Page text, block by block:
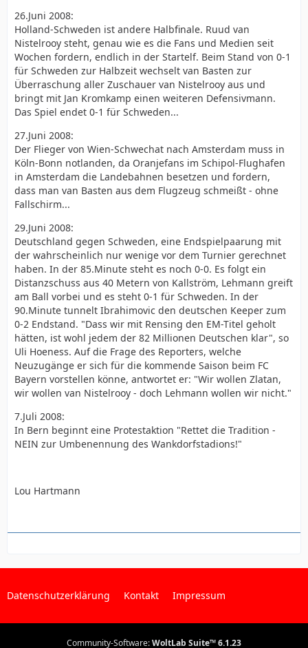
26.Juni 2008:
Holland-Schweden ist andere Halbfinale. Ruud van
Nistelrooy steht, genau wie es die Fans und Medien seit
Wochen fordern, endlich in der Startelf. Beim Stand von 0-1
für Schweden zur Halbzeit wechselt van Basten zur
Überraschung aller Zuschauer van Nistelrooy aus und
bringt mit Jan Kromkamp einen weiteren Defensivmann.
Das Spiel endet 0-1 für Schweden...
27.Juni 2008:
Der Flieger von Wien-Schwechat nach Amsterdam muss in
Köln-Bonn notlanden, da Oranjefans im Schipol-Flughafen
in Amsterdam die Landebahnen besetzen und fordern,
dass man van Basten aus dem Flugzeug schmeißt - ohne
Fallschirm...
29.Juni 2008:
Deutschland gegen Schweden, eine Endspielpaarung mit
der wahrscheinlich nur wenige vor dem Turnier gerechnet
haben. In der 85.Minute steht es noch 0-0. Es folgt ein
Distanzschuss aus 40 Metern von Kallström, Lehmann greift
am Ball vorbei und es steht 0-1 für Schweden. In der
90.Minute tunnelt Ibrahimovic den deutschen Keeper zum
0-2 Endstand. "Dass wir mit Rensing den EM-Titel geholt
hätten, ist wohl jedem der 82 Millionen Deutschen klar", so
Uli Hoeness. Auf die Frage des Reporters, welche
Neuzugänge er sich für die kommende Saison beim FC
Bayern vorstellen könne, antwortet er: "Wir wollen Zlatan,
wir wollen van Nistelrooy - doch Lehmann wollen wir nicht."
7.Juli 2008:
In Bern beginnt eine Protestaktion "Rettet die Tradition -
NEIN zur Umbenennung des Wankdorfstadions!"
Lou Hartmann
Datenschutzerklärung Kontakt Impressum
Community-Software:WoltLab Suite™ 6.1.23